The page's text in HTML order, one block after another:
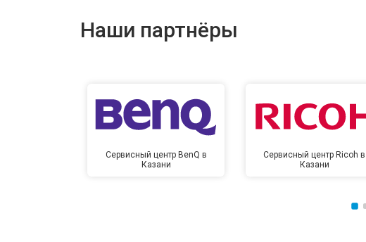
Наши партнёры
Сервисный центр BenQ в
Казани
Сервисный центр Ricoh в
Казани